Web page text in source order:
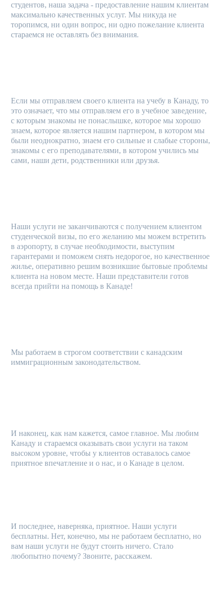
студентов, наша задача - предоставление нашим клиентам
максимально качественных услуг. Мы никуда не
торопимся, ни один вопрос, ни одно пожелание клиента
стараемся не оставлять без внимания.
Если мы отправляем своего клиента на учебу в Канаду, то
это означает, что мы отправляем его в учебное заведение,
с которым знакомы не понаслышке, которое мы хорошо
знаем, которое является нашим партнером, в котором мы
были неоднократно, знаем его сильные и слабые стороны,
знакомы с его преподавателями, в котором учились мы
сами, наши дети, родственники или друзья.
Наши услуги не заканчиваются с получением клиентом
студенческой визы, по его желанию мы можем встретить
в аэропорту, в случае необходимости, выступим
гарантерами и поможем снять недорогое, но качественное
жилье, оперативно решим возникшие бытовые проблемы
клиента на новом месте. Наши представители готов
всегда прийти на помощь в Канаде!
Мы работаем в строгом соответствии с канадским
иммиграционным законодательством.
И наконец, как нам кажется, самое главное. Мы любим
Канаду и стараемся оказывать свои услуги на таком
высоком уровне, чтобы у клиентов оставалось самое
приятное впечатление и о нас, и о Канаде в целом.
И последнее, наверняка, приятное. Наши услуги
бесплатны. Нет, конечно, мы не работаем бесплатно, но
вам наши услуги не будут стоить ничего. Стало
любопытно почему? Звоните, расскажем.